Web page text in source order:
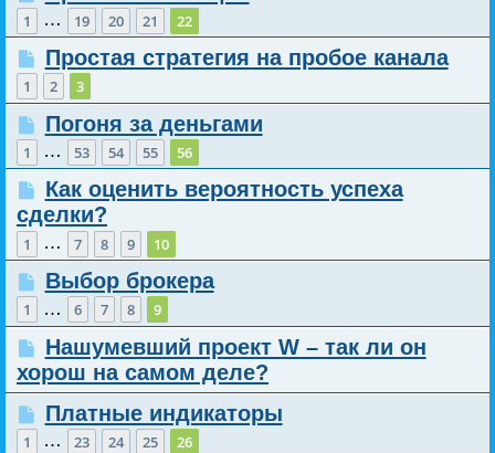
1 … 19 20 21 22
Простая стратегия на пробое канала
1 2 3
Погоня за деньгами
1 … 53 54 55 56
Как оценить вероятность успеха
сделки?
1 … 7 8 9 10
Выбор брокера
1 … 6 7 8 9
Нашумевший проект W – так ли он
хорош на самом деле?
Платные индикаторы
1 … 23 24 25 26